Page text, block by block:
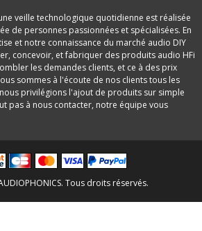
veille technologique quotidienne est réalisée
de personnes passionnées et spécialisées. En
et notre connaissance du marché audio DIY
concevoir, et fabriquer des produits audio HFi
les demandes clients, et ce à des prix
sommes à l'écoute de nos clients tous les
privilégions l'ajout de produits sur simple
pas à nous contacter, notre équipe vous
Tous droits réservés.